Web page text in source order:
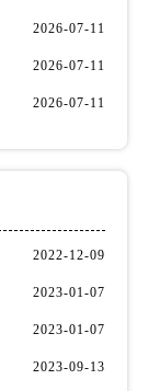
内蒙古自治区巴彦淖尔市临河区新华街爱彼售后服务中心（需提前预约）
2026-07-11
2026-07-11
2026-07-11
2022-12-09
2023-01-07
2023-01-07
2023-09-13